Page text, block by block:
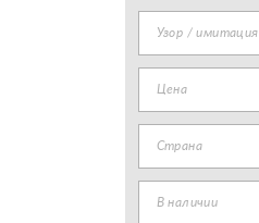
Узор / имитация
Цена
Страна
В наличии